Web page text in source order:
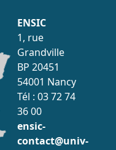
ENSIC
1, rue
Grandville
BP 20451
54001 Nancy
Tél : 03 72 74
36 00
ensic-
contact@univ-